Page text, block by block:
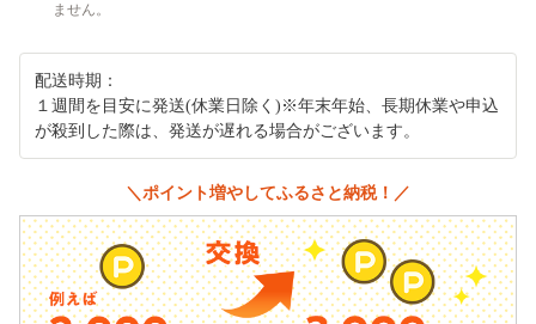
ません。
配送時期：
１週間を目安に発送(休業日除く)※年末年始、長期休業や申込
が殺到した際は、発送が遅れる場合がございます。
＼ポイント増やしてふるさと納税！／